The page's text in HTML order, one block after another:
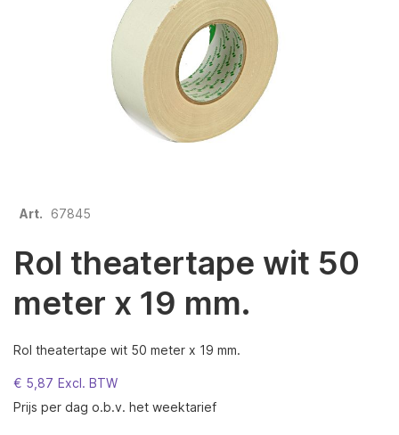
Art. 67845
Rol theatertape wit 50
meter x 19 mm.
Rol theatertape wit 50 meter x 19 mm.
€ 5,87
Ga
begin
de
afbeeldingen-